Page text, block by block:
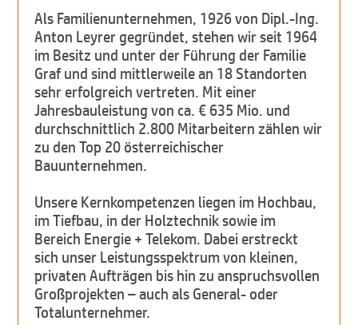
Als Familienunternehmen, 1926 von Dipl.-Ing.
Anton Leyrer gegründet, stehen wir seit 1964
im Besitz und unter der Führung der Familie
Graf und sind mittlerweile an 18 Standorten
sehr erfolgreich vertreten. Mit einer
Jahresbauleistung von ca. € 635 Mio. und
durchschnittlich 2.800 Mitarbeitern zählen wir
zu den Top 20 österreichischer
Bauunternehmen.
Unsere Kernkompetenzen liegen im Hochbau,
im Tiefbau, in der Holztechnik sowie im
Bereich Energie + Telekom. Dabei erstreckt
sich unser Leistungsspektrum von kleinen,
privaten Aufträgen bis hin zu anspruchsvollen
Großprojekten – auch als General- oder
Totalunternehmer.